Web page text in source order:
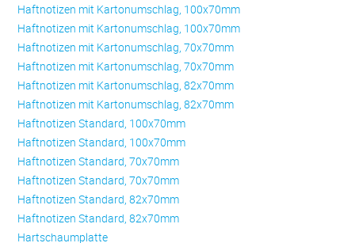
Haftnotizen mit Kartonumschlag, 100x70mm
Haftnotizen mit Kartonumschlag, 100x70mm
Haftnotizen mit Kartonumschlag, 70x70mm
Haftnotizen mit Kartonumschlag, 70x70mm
Haftnotizen mit Kartonumschlag, 82x70mm
Haftnotizen mit Kartonumschlag, 82x70mm
Haftnotizen Standard, 100x70mm
Haftnotizen Standard, 100x70mm
Haftnotizen Standard, 70x70mm
Haftnotizen Standard, 70x70mm
Haftnotizen Standard, 82x70mm
Haftnotizen Standard, 82x70mm
Hartschaumplatte